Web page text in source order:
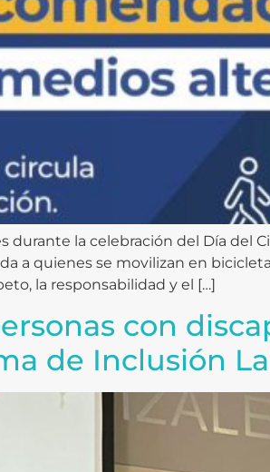
durante la celebración del Día del
a quienes se movilizan en
la responsabilidad y el […]
con
de Inclusión